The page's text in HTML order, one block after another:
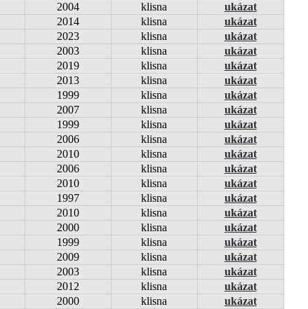
2004 klisna
ukázat
2014 klisna
ukázat
2023 klisna
ukázat
2003 klisna
ukázat
2019 klisna
ukázat
2013 klisna
ukázat
1999 klisna
ukázat
2007 klisna
ukázat
1999 klisna
ukázat
2006 klisna
ukázat
2010 klisna
ukázat
2006 klisna
ukázat
2010 klisna
ukázat
1997 klisna
ukázat
2010 klisna
ukázat
2000 klisna
ukázat
1999 klisna
ukázat
2009 klisna
ukázat
2003 klisna
ukázat
2012 klisna
ukázat
2000 klisna
ukázat